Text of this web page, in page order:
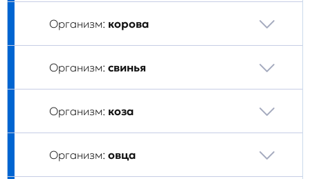
Организм: корова
Организм: свинья
Организм: коза
Организм: овца